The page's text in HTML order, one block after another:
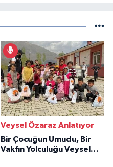
Veysel Özaraz Anlatıyor
Bir Çocuğun Umudu, Bir
Vakfın Yolculuğu Veysel